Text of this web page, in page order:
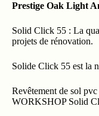
Prestige Oak Light
Solid Click 55 : La
projets de rénovation.
Solide Click 55 est la
Revêtement de sol
WORKSHOP Solid